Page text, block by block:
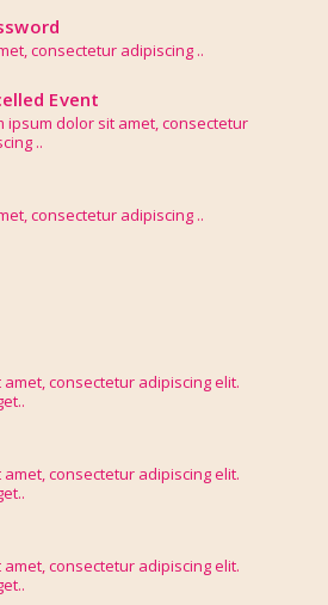
consectetur adipiscing ..
Event
ipsum dolor sit amet, consectetur
..
consectetur adipiscing ..
consectetur adipiscing elit.
consectetur adipiscing elit.
consectetur adipiscing elit.